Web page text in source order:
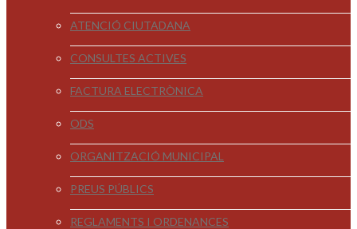
ATENCIÓ CIUTADANA
CONSULTES ACTIVES
FACTURA ELECTRÒNICA
ODS
ORGANITZACIÓ MUNICIPAL
PREUS PÚBLICS
REGLAMENTS I ORDENANCES